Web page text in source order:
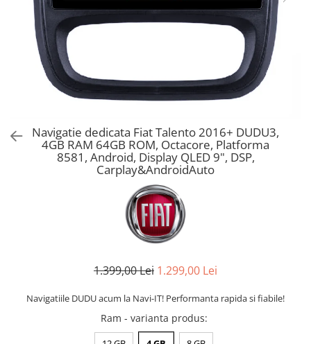
Navigatie dedicata Fiat Talento 2016+ DUDU3,
4GB RAM 64GB ROM, Octacore, Platforma
8581, Android, Display QLED 9", DSP,
Carplay&AndroidAuto
1.399,00 Lei 1.299,00 Lei
Navigatiile DUDU acum la Navi-IT! Performanta rapida si fiabile!
Ram - varianta produs: